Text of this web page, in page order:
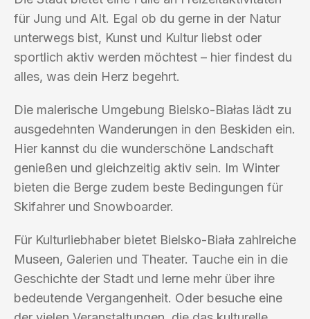
für Jung und Alt. Egal ob du gerne in der Natur
unterwegs bist, Kunst und Kultur liebst oder
sportlich aktiv werden möchtest – hier findest du
alles, was dein Herz begehrt.
Die malerische Umgebung Bielsko-Białas lädt zu
ausgedehnten Wanderungen in den Beskiden ein.
Hier kannst du die wunderschöne Landschaft
genießen und gleichzeitig aktiv sein. Im Winter
bieten die Berge zudem beste Bedingungen für
Skifahrer und Snowboarder.
Für Kulturliebhaber bietet Bielsko-Biała zahlreiche
Museen, Galerien und Theater. Tauche ein in die
Geschichte der Stadt und lerne mehr über ihre
bedeutende Vergangenheit. Oder besuche eine